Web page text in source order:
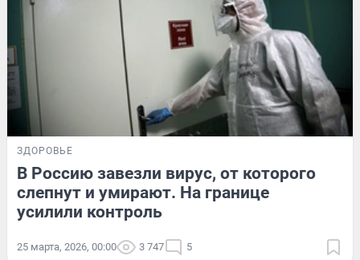
ЗДОРОВЬЕ
В Россию завезли вирус, от которого
слепнут и умирают. На границе
усилили контроль
25 марта, 2026, 00:00 3 747 5